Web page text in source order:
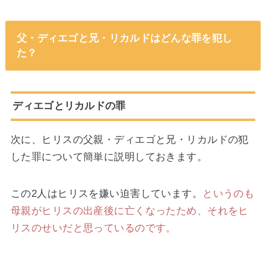
父・ディエゴと兄・リカルドはどんな罪を犯し
た？
ディエゴとリカルドの罪
次に、ヒリスの父親・ディエゴと兄・リカルドの犯
した罪について簡単に説明しておきます。
この2人はヒリスを嫌い迫害しています。
というのも
母親がヒリスの出産後に亡くなったため、それをヒ
リスのせいだと思っているのです。